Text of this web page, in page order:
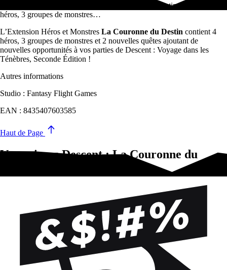
L’Extension Héros et Monstres La Couronne du Destin contient 4
héros, 3 groupes de monstres…
L’Extension Héros et Monstres La Couronne du Destin contient 4
héros, 3 groupes de monstres et 2 nouvelles quêtes ajoutant de
nouvelles opportunités à vos parties de Descent : Voyage dans les
Ténèbres, Seconde Édition !
Autres informations
Studio : Fantasy Flight Games
EAN : 8435407603585
Haut de Page
Vous aimez Descent : La Couronne du